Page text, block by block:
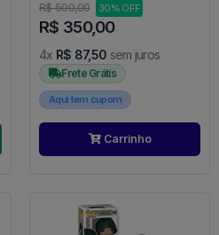
R$ 500,00
30% OFF
R$ 350,00
4x R$ 87,50 sem juros
Frete Grátis
Aqui tem cupom
Carrinho